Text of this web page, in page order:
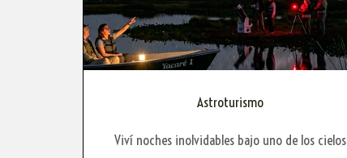
Astroturismo
Viví noches inolvidables bajo uno de los cielos